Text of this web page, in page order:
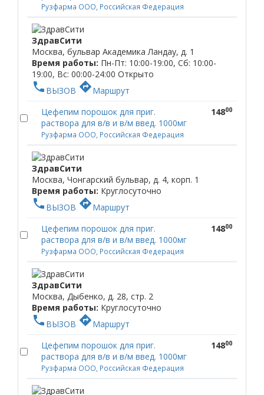
Рузфарма ООО, Российская Федерация
ЗдравСити
Москва, бульвар Академика Ландау, д. 1
Время работы: Пн-Пт: 10:00-19:00, Сб: 10:00-
19:00, Вс: 00:00-24:00 Открыто
phone ВЫЗОВ directionsМаршрут
Цефепим порошок для приг.
раствора для в/в и в/м введ. 1000мг
Рузфарма ООО, Российская Федерация
14800
ЗдравСити
Москва, Чонгарский бульвар, д. 4, корп. 1
Время работы: Круглосуточно
phone ВЫЗОВ directionsМаршрут
Цефепим порошок для приг.
раствора для в/в и в/м введ. 1000мг
Рузфарма ООО, Российская Федерация
14800
ЗдравСити
Москва, Дыбенко, д. 28, стр. 2
Время работы: Круглосуточно
phone ВЫЗОВ directionsМаршрут
Цефепим порошок для приг.
раствора для в/в и в/м введ. 1000мг
Рузфарма ООО, Российская Федерация
14800